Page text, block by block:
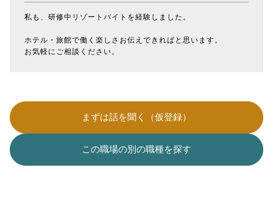
私も、研修中リゾートバイトを経験しました。
ホテル・旅館で働く楽しさお伝えできればと思います。
お気軽にご相談ください。
まずは話を聞く（仮登録）
この職場の別の職種を探す